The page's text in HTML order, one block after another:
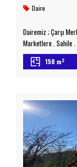
Daire
Dairemiz ; Çarşı
Marketlere , Sahile ,
Site İçerisinde Olan
Odası , 3 Adet Wc ,
150 m2